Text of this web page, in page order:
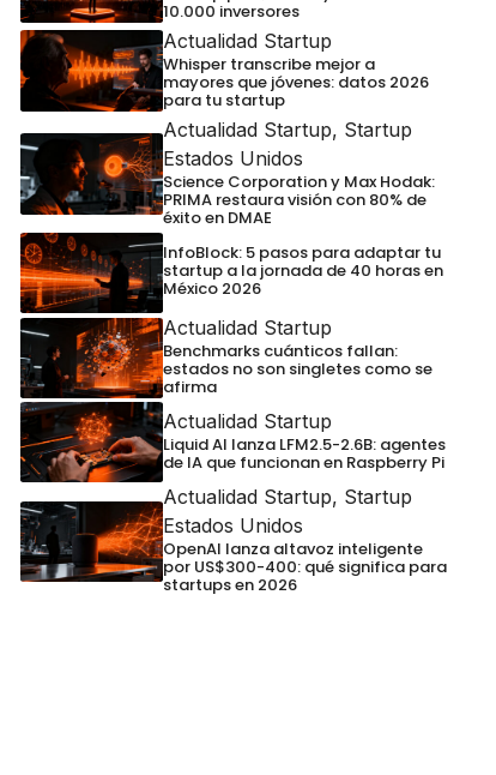
10.000 inversores
Actualidad Startup
Whisper transcribe mejor a
mayores que jóvenes: datos 2026
para tu startup
Actualidad Startup, Startup
Estados Unidos
Science Corporation y Max Hodak:
PRIMA restaura visión con 80% de
éxito en DMAE
InfoBlock: 5 pasos para adaptar tu
startup a la jornada de 40 horas en
México 2026
Actualidad Startup
Benchmarks cuánticos fallan:
estados no son singletes como se
afirma
Actualidad Startup
Liquid AI lanza LFM2.5-2.6B: agentes
de IA que funcionan en Raspberry Pi
Actualidad Startup, Startup
Estados Unidos
OpenAI lanza altavoz inteligente
por US$300-400: qué significa para
startups en 2026